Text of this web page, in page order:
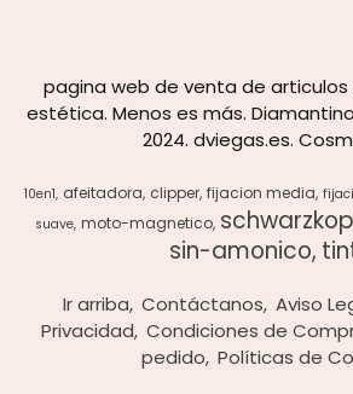
pagina web de venta de
estética. Menos es más.
2024. dviegas.es.
10en1 afeitadora clipper fijacion media
suave moto-magnetico
sin-amonico
Ir arriba Contáctanos Aviso
Privacidad Condiciones de
pedido Políticas de